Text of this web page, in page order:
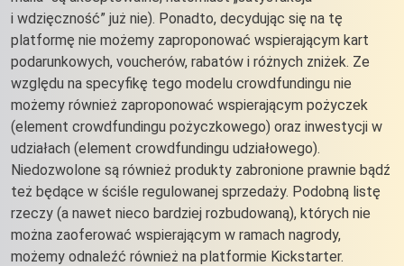
i wdzięczność” już nie). Ponadto, decydując się na tę
platformę nie możemy zaproponować wspierającym kart
podarunkowych, voucherów, rabatów i różnych zniżek. Ze
względu na specyfikę tego modelu crowdfundingu nie
możemy również zaproponować wspierającym pożyczek
(element crowdfundingu pożyczkowego) oraz inwestycji w
udziałach (element crowdfundingu udziałowego).
Niedozwolone są również produkty zabronione prawnie bądź
też będące w ściśle regulowanej sprzedaży. Podobną listę
rzeczy (a nawet nieco bardziej rozbudowaną), których nie
można zaoferować wspierającym w ramach nagrody,
możemy odnaleźć również na platformie Kickstarter.